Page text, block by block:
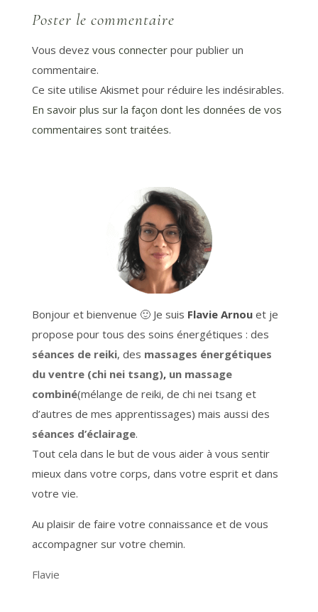
Poster le commentaire
Vous devez vous connecterpour publier un
commentaire.
Ce site utilise Akismet pour réduire les indésirables.
En savoir plus sur la façon dont les données de vos
commentaires sont traitées.
Bonjour et bienvenue 🙂 Je suis Flavie Arnou et je
propose pour tous des soins énergétiques : des
séances de reiki, des massages énergétiques
du ventre (chi nei tsang), un massage
combiné(mélange de reiki, de chi nei tsang et
d’autres de mes apprentissages) mais aussi des
séances d’éclairage.
Tout cela dans le but de vous aider à vous sentir
mieux dans votre corps, dans votre esprit et dans
votre vie.
Au plaisir de faire votre connaissance et de vous
accompagner sur votre chemin.
Flavie